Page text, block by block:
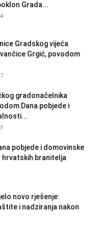
Grada...
Gradskog vijeća
Grgić, povodom
gradonačelnika
Dana pobjede i
pobjede i domovinske
hrvatskih branitelja
novo rješenje:
i nadziranja nakon